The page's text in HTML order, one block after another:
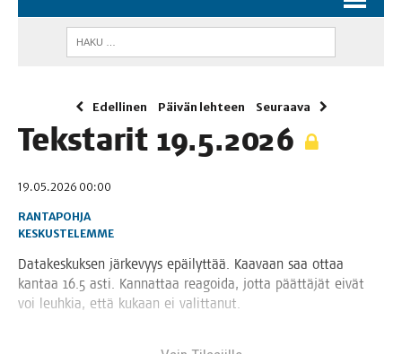
Edellinen Päivän lehteen Seuraava
Teks­ta­rit 19.5.2026
19.05.2026 00:00
RANTAPOHJA
KESKUSTELEMME
Data­kes­kuk­sen jär­ke­vyys epäi­lyt­tää. Kaa­vaan saa ottaa
kan­taa 16.5 asti. Kan­nat­taa rea­goi­da, jot­ta päät­tä­jät eivät
voi leuh­kia, että kukaan ei valittanut.